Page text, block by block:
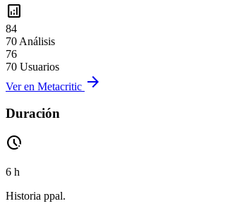
analytics
84
70 Análisis
76
70 Usuarios
Ver en Metacritic arrow_forward
Duración
pace
6 h
Historia ppal.